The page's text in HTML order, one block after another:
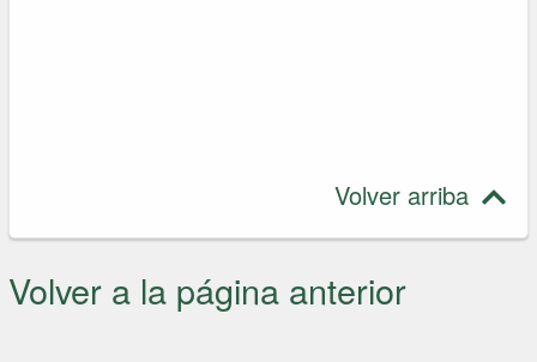
Volver arriba
Volver a la página anterior